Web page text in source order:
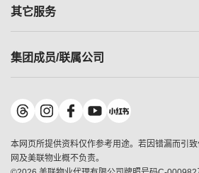
美联豪宅
独家楼盘
租房
查询热线
按揭计算机
负担能力计算机
转按计算机
缴款方式
指数
历史成交
小区成交排行榜
地区百科
其它服务
小区专页
美联精英会
美善会
集团成员/联属公司
美联物业
鋑联控股*
美联工商铺*
美联中国
本网页所提供资料仅作参考用途。若因错漏而引
网及美联物业概不负责。